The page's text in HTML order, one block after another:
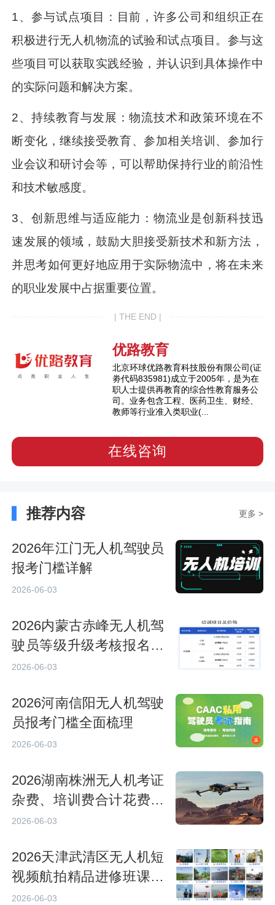
1、参与试点项目：目前，许多公司和组织正在
积极进行无人机物流的试验和试点项目。参与这
些项目可以获取实践经验，并认识到具体操作中
的实际问题和解决方案。
2、持续教育与发展：物流技术和政策环境在不
断变化，继续接受教育、参加相关培训、参加行
业会议和研讨会等，可以帮助保持行业的前沿性
和技术敏感度。
3、创新思维与适应能力：物流业是创新科技迅
速发展的领域，鼓励大胆接受新技术和新方法，
并思考如何更好地应用于实际物流中，将在未来
的职业发展中占据重要位置。
| THE END |
优路教育
北京环球优路教育科技股份有限公司(证
劵代码835981)成立于2005年，是为在
职人士提供再教育的综合性教育服务公
司。业务包含工程、医药卫生、财经、
教师等行业准入类职业(...
在线咨询
推荐内容 更多 >
2026年江门无人机驾驶员
报考门槛详解
2026-06-03
2026内蒙古赤峰无人机驾
驶员等级升级考核报名要
求
2026-06-03
2026河南信阳无人机驾驶
员报考门槛全面梳理
2026-06-03
2026湖南株洲无人机考证
杂费、培训费合计花费统
计
2026-06-03
2026天津武清区无人机短
视频航拍精品进修班课程
表
2026-06-03